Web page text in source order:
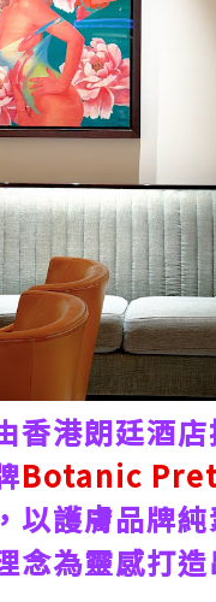
香港朗廷酒
Botanic
以護膚品牌
念為靈感打